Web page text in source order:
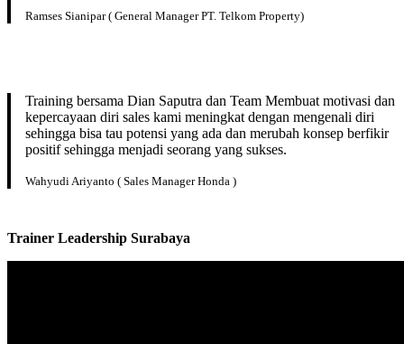
Ramses Sianipar ( General Manager PT. Telkom Property)
Training bersama Dian Saputra dan Team Membuat motivasi dan
kepercayaan diri sales kami meningkat dengan mengenali diri
sehingga bisa tau potensi yang ada dan merubah konsep berfikir
positif sehingga menjadi seorang yang sukses.
Wahyudi Ariyanto ( Sales Manager Honda )
Trainer Leadership Surabaya